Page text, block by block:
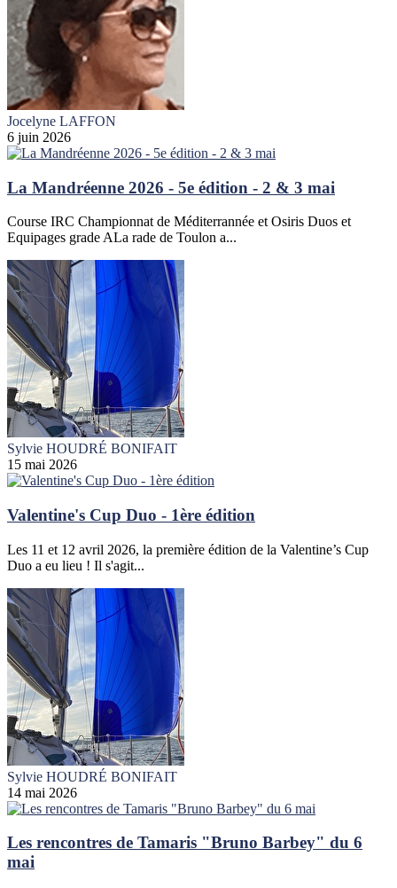
Jocelyne LAFFON
6 juin 2026
La Mandréenne 2026 - 5e édition - 2 & 3 mai
Course IRC Championnat de Méditerrannée et Osiris Duos et
Equipages grade ALa rade de Toulon a...
Sylvie HOUDRÉ BONIFAIT
15 mai 2026
Valentine's Cup Duo - 1ère édition
Les 11 et 12 avril 2026, la première édition de la Valentine’s Cup
Duo a eu lieu ! Il s'agit...
Sylvie HOUDRÉ BONIFAIT
14 mai 2026
Les rencontres de Tamaris "Bruno Barbey" du 6
mai